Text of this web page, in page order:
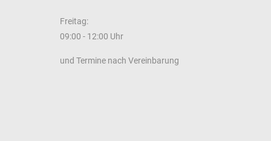
Freitag:
09:00 - 12:00 Uhr
und Termine nach Vereinbarung